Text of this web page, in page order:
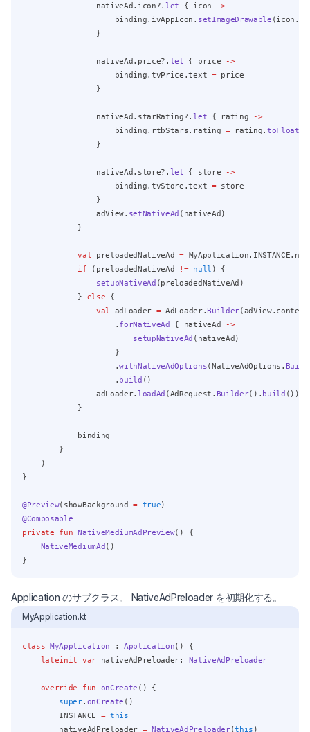
                nativeAd.icon?.
let { icon
->
                    binding.ivAppIcon.
setImageDrawable
                }
                nativeAd.price?.
let { price
->
                    binding.tvPrice.text
= price
                }
                nativeAd.starRating?.
let { rating
->
                    binding.rtbStars.rating
= rating.toFloat
                }
                nativeAd.store?.
let { store
->
                    binding.tvStore.text
= store
                }
                adView.
setNativeAd (nativeAd)
            }
val preloadedNativeAd =
if (preloadedNativeAd != null ) {
setupNativeAd (preloadedNativeAd)
            }
else {
val adLoader = AdLoader. Builder
                    .
forNativeAd { nativeAd
->
setupNativeAd (nativeAd)
                    }
                    .
withNativeAdOptions(NativeAdOptions.
                    .
build ()
                adLoader.
loadAd (AdRequest. Builder(). build ())
            }
            binding
        }
    )
}
@Preview(showBackground = true)
@Composable
private fun NativeMediumAdPreview() {
NativeMediumAd ()
}
Application のサブクラス。 NativeAdPreloader を初期化する。
MyApplication.kt
class MyApplication : Application() {
lateinit var nativeAdPreloader: NativeAdPreloader
override fun onCreate () {
super. onCreate ()
        INSTANCE
= this
        nativeAdPreloader
= NativeAdPreloader(this )